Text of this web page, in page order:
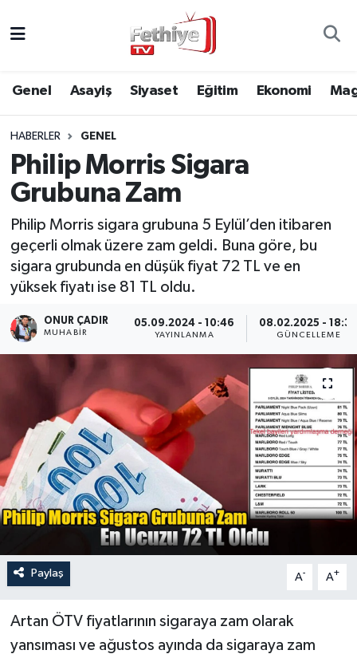
Genel Asayiş Siyaset Eğitim Ekonomi
HABERLER GENEL
Philip Morris Sigara
Grubuna Zam
Philip Morris sigara grubuna 5 Eylül’den itibaren
geçerli olmak üzere zam geldi. Buna göre, bu
sigara grubunda en düşük fiyat 72 TL ve en
yüksek fiyatı ise 81 TL oldu.
ONUR ÇADIR
MUHABİR
05.09.2024 - 10:46
YAYINLANMA
08.02.2025 -
GÜNCELLEME
Paylaş A- A+
Artan ÖTV fiyatlarının sigaraya zam olarak
yansıması ve ağustos ayında da sigaraya zam
Asayiş
Eğitim
Ekonomi
Kültür
Turizm
Muğla Hava Durumu
Muğla Namaz Vakitleri
Muğla Trafik Yoğunluk Haritası
Süper Lig Puan Durumu ve Fikstür
Tüm Manşetler